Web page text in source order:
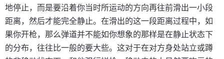
地停止，而是要沿着你当时所运动的方向再往前滑出一小段
距离，然后才能完全静止。在滑出的这一段距离过程中，如
果你开枪，那么弹道并不能如你想象的那样是在静止状态下
的分布，往往比一般的要大些。这对于在对方身处站立或蹲